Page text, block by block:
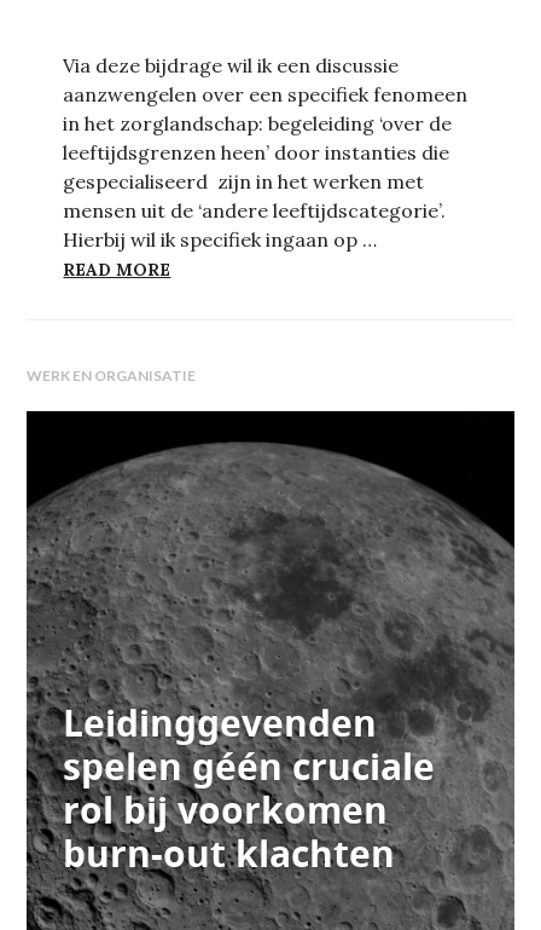
Via deze bijdrage wil ik een discussie
aanzwengelen over een specifiek fenomeen
in het zorglandschap: begeleiding ‘over de
leeftijdsgrenzen heen’ door instanties die
gespecialiseerd zijn in het werken met
mensen uit de ‘andere leeftijdscategorie’.
Hierbij wil ik specifiek ingaan op …
READ MORE
WERK EN ORGANISATIE
Leidinggevenden
spelen géén cruciale
rol bij voorkomen
burn-out klachten